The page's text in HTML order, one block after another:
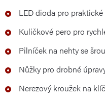
LED dioda pro
Kuličkové pero pro
Pilníček na nehty se
Nůžky pro drobné
Nerezový kroužek na